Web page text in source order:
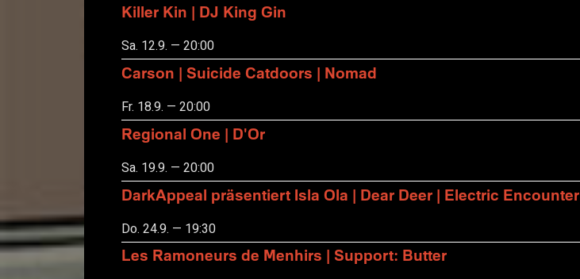
Killer Kin | DJ King Gin
Sa. 12.9. — 20:00
Carson | Suicide Catdoors | Nomad
Fr. 18.9. — 20:00
Regional One | D'Or
Sa. 19.9. — 20:00
DarkAppeal präsentiert Isla Ola | Dear Deer | Electric Encounter
Do. 24.9. — 19:30
Les Ramoneurs de Menhirs | Support: Butter